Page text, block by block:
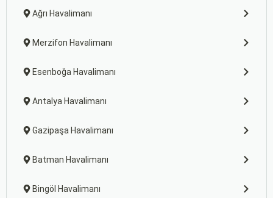
Ağrı Havalimanı
Merzifon Havalimanı
Esenboğa Havalimanı
Antalya Havalimanı
Gazipaşa Havalimanı
Batman Havalimanı
Bingöl Havalimanı